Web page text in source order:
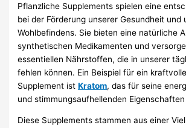
Pflanzliche Supplements spielen eine
bei der Förderung unserer Gesundheit und
Wohlbefindens. Sie bieten eine natürliche
synthetischen Medikamenten und
essentiellen Nährstoffen, die in unserer
fehlen können. Ein Beispiel für ein
Supplement istKratom, das für seine
und stimmungsaufhellenden
Diese Supplements stammen aus einer